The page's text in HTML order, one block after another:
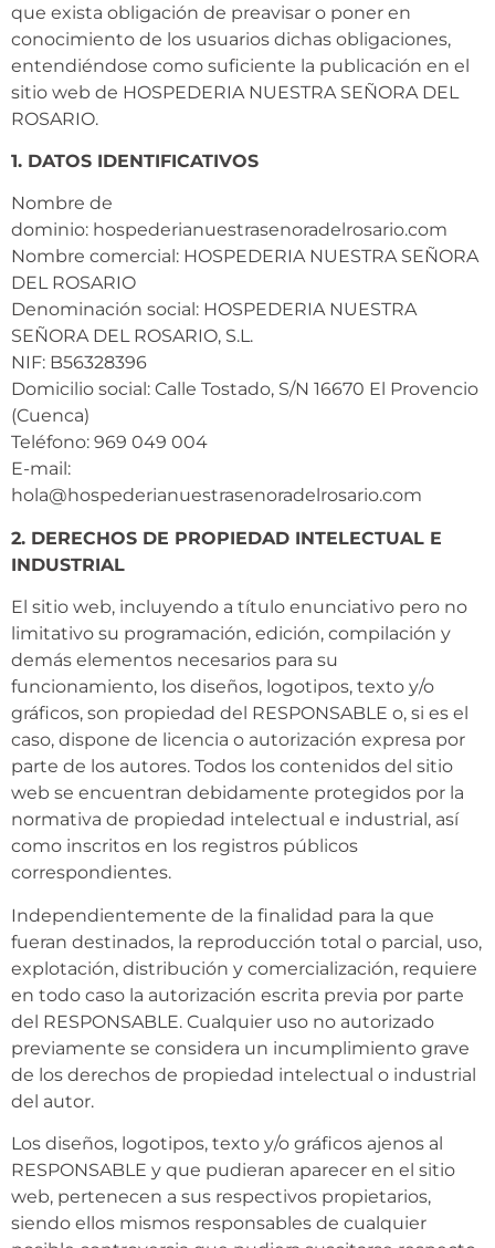
que exista obligación de preavisar o poner en
conocimiento de los usuarios dichas obligaciones,
entendiéndose como suficiente la publicación en el
sitio web de HOSPEDERIA NUESTRA SEÑORA DEL
ROSARIO.
1. DATOS IDENTIFICATIVOS
Nombre de
dominio: hospederianuestrasenoradelrosario.com
Nombre comercial: HOSPEDERIA NUESTRA SEÑORA
DEL ROSARIO
Denominación social: HOSPEDERIA NUESTRA
SEÑORA DEL ROSARIO, S.L.
NIF: B56328396
Domicilio social: Calle Tostado, S/N 16670 El Provencio
(Cuenca)
Teléfono: 969 049 004
E-mail:
hola@hospederianuestrasenoradelrosario.com
2. DERECHOS DE PROPIEDAD INTELECTUAL E
INDUSTRIAL
El sitio web, incluyendo a título enunciativo pero no
limitativo su programación, edición, compilación y
demás elementos necesarios para su
funcionamiento, los diseños, logotipos, texto y/o
gráficos, son propiedad del RESPONSABLE o, si es el
caso, dispone de licencia o autorización expresa por
parte de los autores. Todos los contenidos del sitio
web se encuentran debidamente protegidos por la
normativa de propiedad intelectual e industrial, así
como inscritos en los registros públicos
correspondientes.
Independientemente de la finalidad para la que
fueran destinados, la reproducción total o parcial, uso,
explotación, distribución y comercialización, requiere
en todo caso la autorización escrita previa por parte
del RESPONSABLE. Cualquier uso no autorizado
previamente se considera un incumplimiento grave
de los derechos de propiedad intelectual o industrial
del autor.
Los diseños, logotipos, texto y/o gráficos ajenos al
RESPONSABLE y que pudieran aparecer en el sitio
web, pertenecen a sus respectivos propietarios,
siendo ellos mismos responsables de cualquier